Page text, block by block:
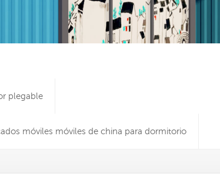
plegable
móviles móviles de china para dormitorio